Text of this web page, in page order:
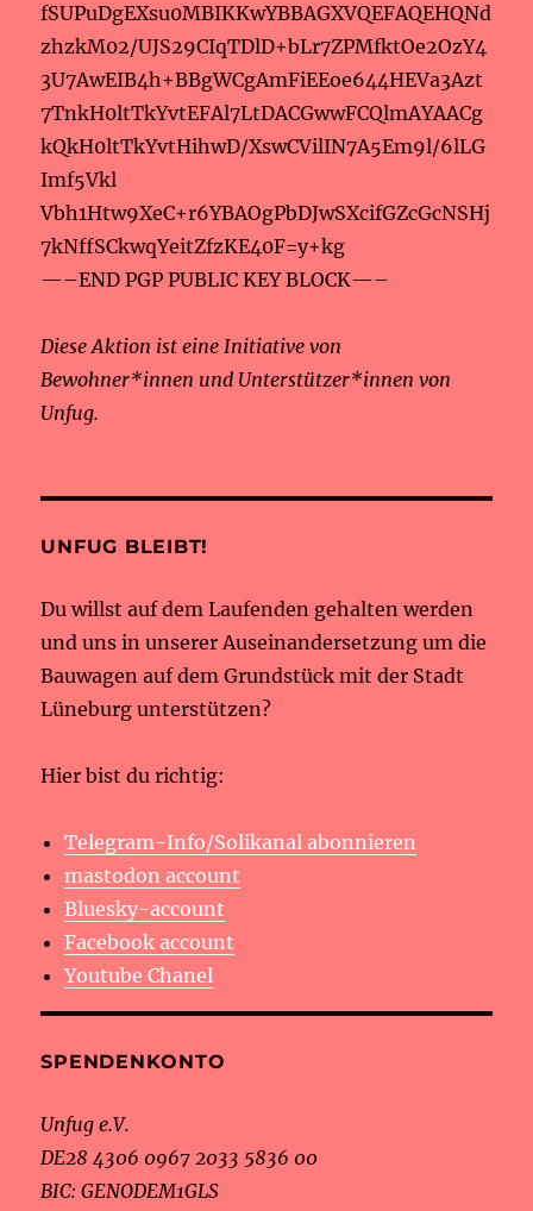
fSUPuDgEXsu0MBIKKwYBBAGXVQEFAQEHQNd
zhzkM02/UJS29CIqTDlD+bLr7ZPMfktOe2OzY4
3U7AwEIB4h+BBgWCgAmFiEEoe644HEVa3Azt
7TnkH0ltTkYvtEFAl7LtDACGwwFCQlmAYAACg
kQkH0ltTkYvtHihwD/XswCVilIN7A5Em9l/6lLG
Imf5Vkl
Vbh1Htw9XeC+r6YBAOgPbDJwSXcifGZcGcNSHj
7kNffSCkwqYeitZfzKE40F=y+kg
—–END PGP PUBLIC KEY BLOCK—–
Diese Aktion ist eine Initiative von
Bewohner*innen und Unterstützer*innen von
Unfug.
UNFUG BLEIBT!
Du willst auf dem Laufenden gehalten werden
und uns in unserer Auseinandersetzung um die
Bauwagen auf dem Grundstück mit der Stadt
Lüneburg unterstützen?
Hier bist du richtig:
Telegram-Info/Solikanal abonnieren
mastodon account
Bluesky-account
Facebook account
Youtube Chanel
SPENDENKONTO
Unfug e.V.
DE28 4306 0967 2033 5836 00
BIC: GENODEM1GLS